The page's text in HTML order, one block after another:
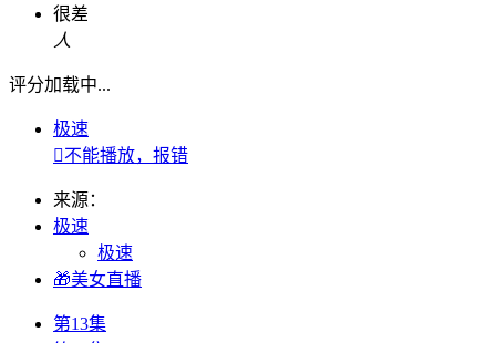
很差
人
评分加载中...
极速
不能播放，报错
来源：
极速
极速
🎁美女直播
第13集